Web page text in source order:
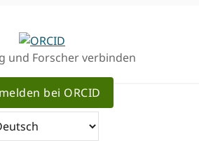
und Forscher verbinden
bei ORCID